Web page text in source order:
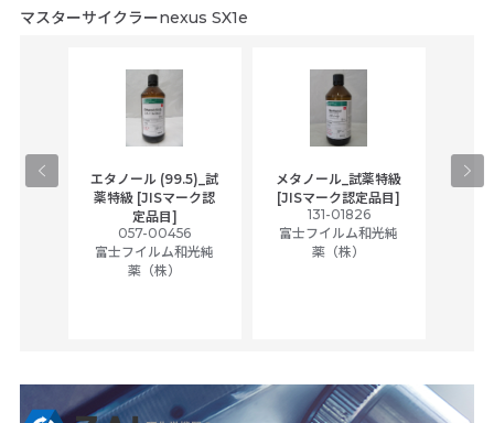
マスターサイクラーnexus SX1e
エタノール (99.5)_試
薬特級 [JISマーク認
定品目]
057-00456
富士フイルム和光純
薬（株）
メタノール_試薬特級
[JISマーク認定品目]
131-01826
富士フイルム和光純
薬（株）
ア